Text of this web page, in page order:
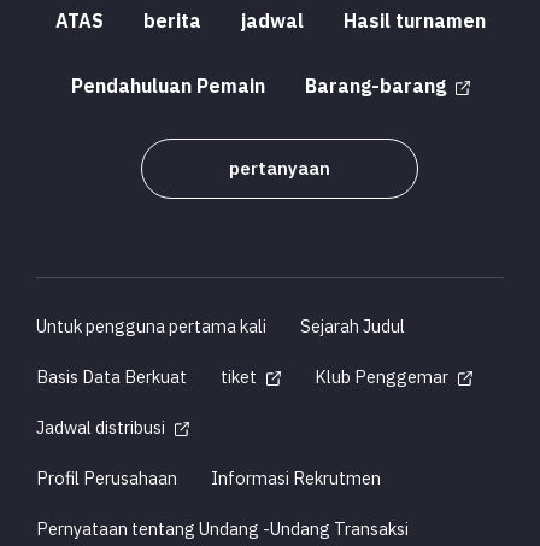
ATAS berita jadwal Hasil turnamen
Pendahuluan Pemain Barang-barang
pertanyaan
Untuk pengguna pertama kali
Sejarah Judul
Basis Data Berkuat
tiket
Klub Penggemar
Jadwal distribusi
Profil Perusahaan
Informasi Rekrutmen
Pernyataan tentang Undang -Undang Transaksi